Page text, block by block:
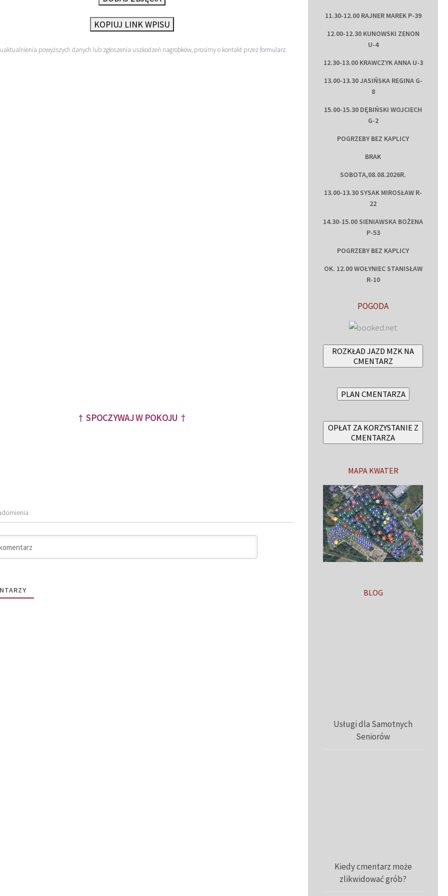
KOPIUJ LINK WPISU
powyższych danych lub zgłoszenia uszkodzeń nagrobków, prosimy o kontakt przezformularz.
† SPOCZYWAJ W POKOJU †
11.30-12.00 RAJNER MAREK P-39
12.00-12.30 KUNOWSKI ZENON
U-4
12.30-13.00 KRAWCZYK ANNA U-3
13.00-13.30 JASIŃSKA REGINA G-
8
15.00-15.30 DĘBIŃSKI WOJCIECH
G-2
POGRZEBY BEZ KAPLICY
BRAK
SOBOTA,08.08.2026R.
13.00-13.30 SYSAK MIROSŁAW R-
22
14.30-15.00 SIENIAWSKA BOŻENA
P-53
POGRZEBY BEZ KAPLICY
OK. 12.00 WOŁYNIEC STANISŁAW
R-10
POGODA
ROZKŁAD JAZD MZK NA
CMENTARZ
PLAN CMENTARZA
OPŁAT ZA KORZYSTANIE Z
CMENTARZA
MAPA KWATER
BLOG
Usługi dla Samotnych
Seniorów
Kiedy cmentarz może
zlikwidować grób?